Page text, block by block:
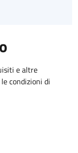
e altre
condizioni di